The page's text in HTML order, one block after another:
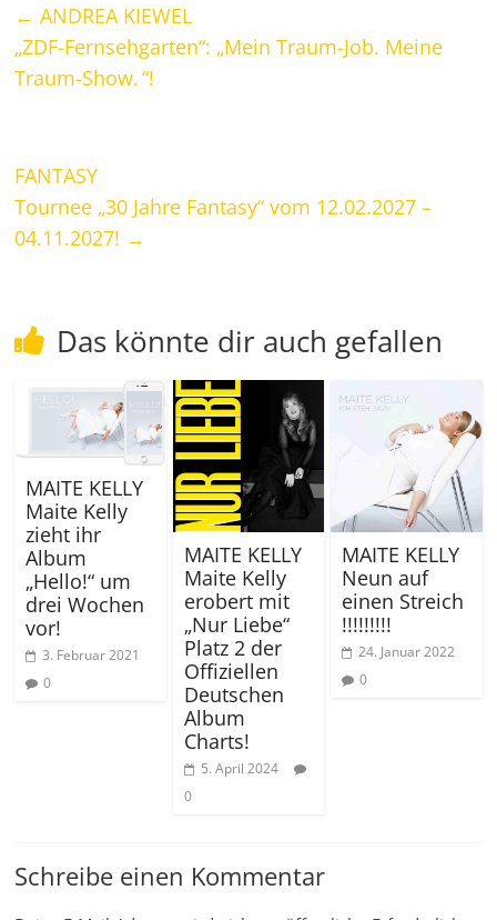
← ANDREA KIEWEL
„ZDF-Fernsehgarten“: „Mein Traum-Job. Meine
Traum-Show. “!
FANTASY
Tournee „30 Jahre Fantasy“ vom 12.02.2027 –
04.11.2027! →
Das könnte dir auch gefallen
MAITE KELLY
Maite Kelly
zieht ihr
Album
„Hello!“ um
drei Wochen
vor!
3. Februar 2021
0
MAITE KELLY
Maite Kelly
erobert mit
„Nur Liebe“
Platz 2 der
Offiziellen
Deutschen
Album
Charts!
5. April 2024
0
MAITE KELLY
Neun auf
einen Streich
!!!!!!!!!
24. Januar 2022
0
Schreibe einen Kommentar